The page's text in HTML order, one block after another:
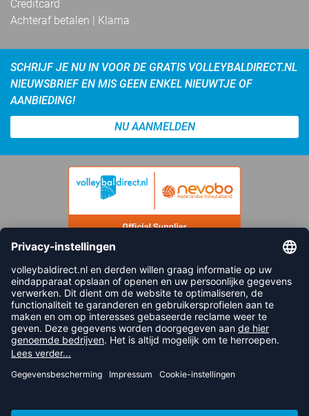
Creditcard
Achteraf betalen | Klarna
SCHRIJF JE NU IN VOOR DE GRATIS VOLLEYBALDIRECT.NL
NIEUWSBRIEF EN MIS GEEN ENKEL NIEUWTJE OF
AANBIEDING!
NU AANMELDEN
FOLLOW US